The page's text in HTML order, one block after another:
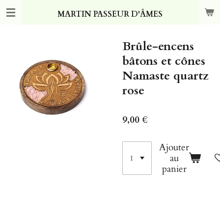
Passer
MARTIN PASSEUR D'ÂMES
Brûle-encens
bâtons et cônes
Namaste quartz
rose
9,00 €
Ajouter
au
panier